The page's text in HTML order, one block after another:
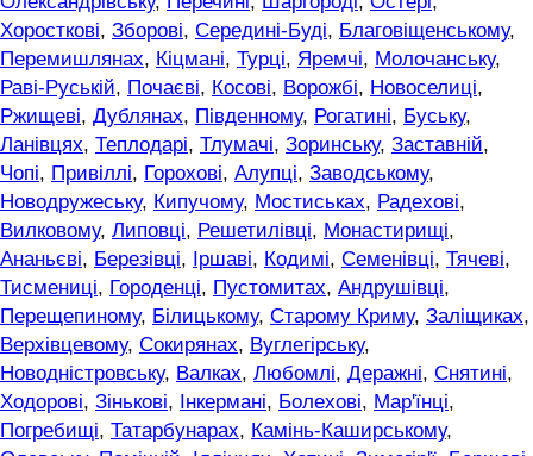
Хоросткові, Зборові, Середині-Буді, Благовіщенському,
Перемишлянах, Кіцмані, Турці, Яремчі, Молочанську,
Раві-Руській, Почаєві, Косові, Ворожбі, Новоселиці,
Ржищеві, Дублянах, Південному, Рогатині, Буську,
Ланівцях, Теплодарі, Тлумачі, Зоринську, Заставній,
Чопі, Привіллі, Горохові, Алупці, Заводському,
Новодружеську, Кипучому, Мостиськах, Радехові,
Вилковому, Липовці, Решетилівці, Монастирищі,
Ананьєві, Березівці, Іршаві, Кодимі, Семенівці, Тячеві,
Тисмениці, Городенці, Пустомитах, Андрушівці,
Перещепиному, Білицькому, Старому Криму, Заліщиках,
Верхівцевому, Сокирянах, Вуглегірську,
Новодністровську, Валках, Любомлі, Деражні, Снятині,
Ходорові, Зінькові, Інкермані, Болехові, Мар'їнці,
Погребищі, Татарбунарах, Камінь-Каширському,